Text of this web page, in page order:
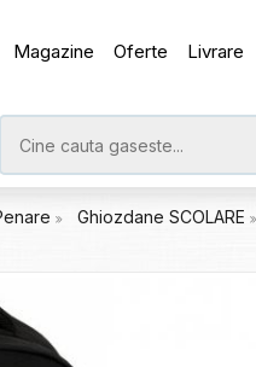
Magazine Oferte Livrare
Ghiozdane SCOLARE